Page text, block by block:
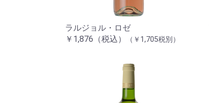
ラルジョル・ロゼ
￥1,876（税込）
（￥1,705税別）